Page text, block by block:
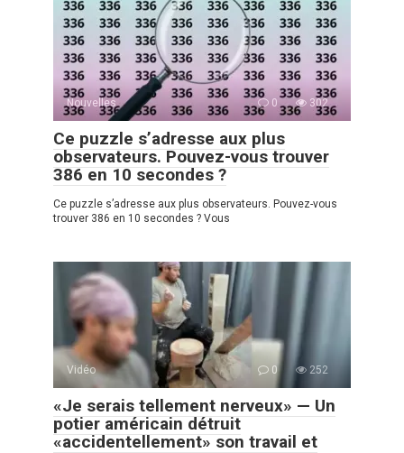
Nouvelles 0 302
Ce puzzle s’adresse aux plus
observateurs. Pouvez-vous trouver
386 en 10 secondes ?
Ce puzzle s’adresse aux plus observateurs. Pouvez-vous
trouver 386 en 10 secondes ? Vous
Vidéo 0 252
«Je serais tellement nerveux» — Un
potier américain détruit
«accidentellement» son travail et